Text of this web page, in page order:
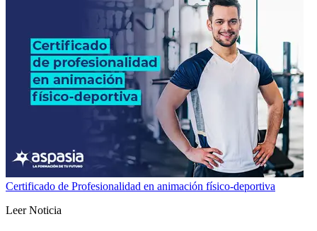
Certificado de Profesionalidad en animación físico-deportiva
Leer Noticia